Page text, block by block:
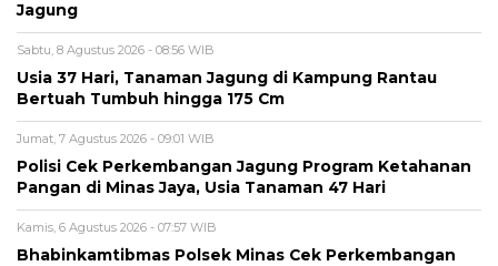
Jagung
Sabtu, 8 Agustus 2026 - 08:56 WIB
Usia 37 Hari, Tanaman Jagung di Kampung Rantau
Bertuah Tumbuh hingga 175 Cm
Jumat, 7 Agustus 2026 - 09:01 WIB
Polisi Cek Perkembangan Jagung Program Ketahanan
Pangan di Minas Jaya, Usia Tanaman 47 Hari
Kamis, 6 Agustus 2026 - 07:57 WIB
Bhabinkamtibmas Polsek Minas Cek Perkembangan